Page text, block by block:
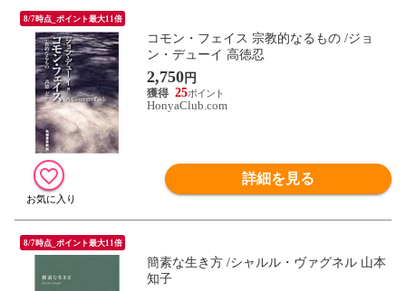
8/7時点_ポイント最大11倍
コモン・フェイス 宗教的なるもの /ジョ
ン・デューイ 高徳忍
2,750円
25
HonyaClub.com
詳細を見る
8/7時点_ポイント最大11倍
簡素な生き方 /シャルル・ヴァグネル 山本
知子